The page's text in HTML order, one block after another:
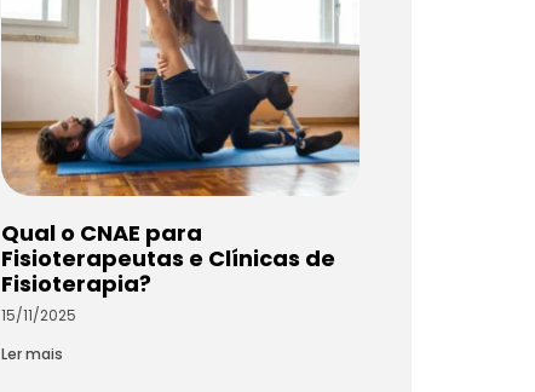
Qual o CNAE para
Fisioterapeutas e Clínicas de
Fisioterapia?
15/11/2025
Ler mais